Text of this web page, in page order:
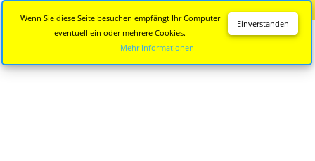
Einverstanden
Wenn Sie diese Seite besuchen empfängt Ihr Computer
eventuell ein oder mehrere Cookies.
Mehr Informationen